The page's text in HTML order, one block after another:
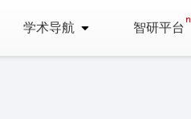
学术导航 智研平台